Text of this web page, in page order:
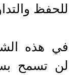
للحفظ
في هذه
لن تسمح